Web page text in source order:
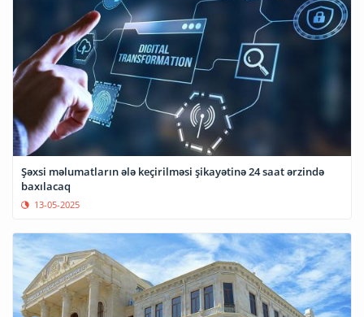
Şəxsi məlumatların ələ keçirilməsi şikayətinə 24 saat ərzində
baxılacaq
13-05-2025